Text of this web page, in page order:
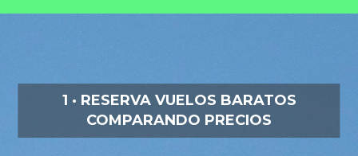
1 · RESERVA VUELOS BARATOS
COMPARANDO PRECIOS